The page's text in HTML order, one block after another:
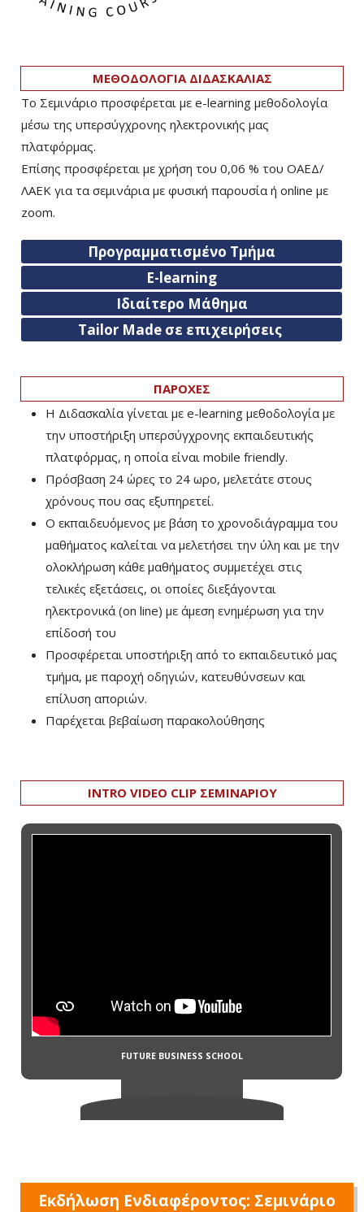
ΜΕΘΟΔΟΛΟΓΙΑ ΔΙΔΑΣΚΑΛΙΑΣ
Το Σεμινάριο προσφέρεται με e-learning μεθοδολογία
μέσω της υπερσύγχρονης ηλεκτρονικής μας
πλατφόρμας.
Επίσης προσφέρεται με χρήση του 0,06 % του ΟΑΕΔ/
ΛΑΕΚ για τα σεμινάρια με φυσική παρουσία ή online με
zoom.
Προγραμματισμένο Τμήμα
E-learning
Ιδιαίτερο Μάθημα
Tailor Made σε επιχειρήσεις
ΠΑΡΟΧΕΣ
Η Διδασκαλία γίνεται με e-learning μεθοδολογία με
την υποστήριξη υπερσύγχρονης εκπαιδευτικής
πλατφόρμας, η οποία είναι mobile friendly.
Πρόσβαση 24 ώρες το 24 ωρο, μελετάτε στους
χρόνους που σας εξυπηρετεί.
Ο εκπαιδευόμενος με βάση το χρονοδιάγραμμα του
μαθήματος καλείται να μελετήσει την ύλη και με την
ολοκλήρωση κάθε μαθήματος συμμετέχει στις
τελικές εξετάσεις, οι οποίες διεξάγονται
ηλεκτρονικά (on line) με άμεση ενημέρωση για την
επίδοσή του
Προσφέρεται υποστήριξη από το εκπαιδευτικό μας
τμήμα, με παροχή οδηγιών, κατευθύνσεων και
επίλυση αποριών.
Παρέχεται βεβαίωση παρακολούθησης
INTRO VIDEO CLIP ΣΕΜΙΝΑΡΙΟΥ
Εκδήλωση Ενδιαφέροντος: Σεμινάριο